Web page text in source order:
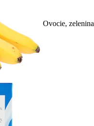
Ovocie, zelenina